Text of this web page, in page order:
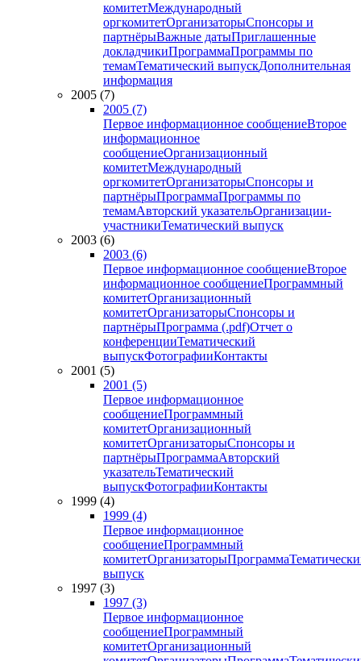
комитетМеждународный
оргкомитетОрганизаторыСпонсоры и
партнёрыВажные датыПриглашенные
докладчикиПрограммаПрограммы по
темамТематический выпускДополнительная
информация
2005 (7)
2005 (7)
Первое информационное сообщениеВторое
информационное
сообщениеОрганизационный
комитетМеждународный
оргкомитетОрганизаторыСпонсоры и
партнёрыПрограммаПрограммы по
темамАвторский указательОрганизации-
участникиТематический выпуск
2003 (6)
2003 (6)
Первое информационное сообщениеВторое
информационное сообщениеПрограммный
комитетОрганизационный
комитетОрганизаторыСпонсоры и
партнёрыПрограмма (.pdf)Отчет о
конференцииТематический
выпускФотографииКонтакты
2001 (5)
2001 (5)
Первое информационное
сообщениеПрограммный
комитетОрганизационный
комитетОрганизаторыСпонсоры и
партнёрыПрограммаАвторский
указательТематический
выпускФотографииКонтакты
1999 (4)
1999 (4)
Первое информационное
сообщениеПрограммный
комитетОрганизаторыПрограмма
выпуск
1997 (3)
1997 (3)
Первое информационное
сообщениеПрограммный
комитетОрганизационный